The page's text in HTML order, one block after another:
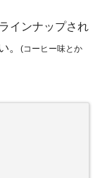
インナップされ
。
(コーヒー味とか